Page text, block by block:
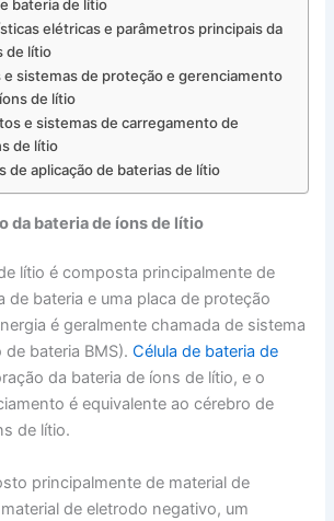
bateria de lítio
elétricas e parâmetros principais da
de lítio
e sistemas de proteção e gerenciamento
de lítio
e sistemas de carregamento de
de lítio
de aplicação de baterias de lítio
da bateria de íons de lítio
lítio é composta principalmente de
de bateria e uma placa de proteção
é geralmente chamada de sistema
de bateria BMS).Célula de bateria de
da bateria de íons de lítio, e o
é equivalente ao cérebro de
de lítio.
principalmente de material de
de eletrodo negativo, um